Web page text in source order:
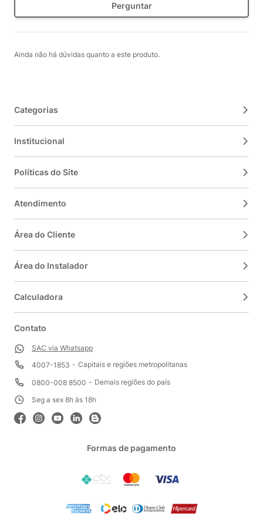
Perguntar
Ainda não há dúvidas quanto a este produto.
Categorias
Institucional
Políticas do Site
Atendimento
Área do Cliente
Área do Instalador
Calculadora
Contato
SAC via Whatsapp
4007-1853
Capitais e regiões metropolitanas
0800-008 8500
Demais regiões do país
Seg a sex 8h às 18h
Formas de pagamento